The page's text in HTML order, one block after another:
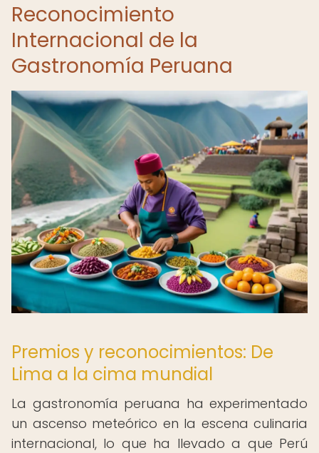
Reconocimiento
Internacional de la
Gastronomía Peruana
Premios y reconocimientos: De
Lima a la cima mundial
La gastronomía peruana ha experimentado
un ascenso meteórico en la escena culinaria
internacional, lo que ha llevado a que Perú